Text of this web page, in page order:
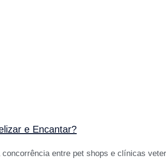
e Encantar?
entre pet shops e clínicas